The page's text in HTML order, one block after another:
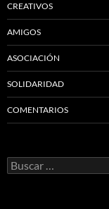
CREATIVOS
AMIGOS
ASOCIACIÓN
SOLIDARIDAD
COMENTARIOS
Buscar: